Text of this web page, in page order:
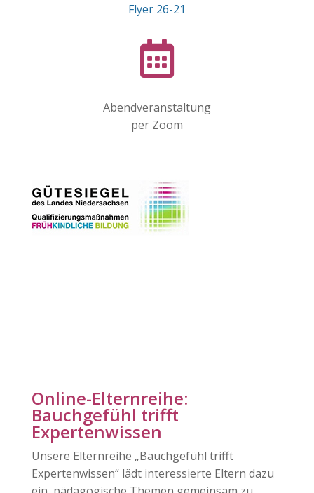
Flyer 26-21

Abendveranstaltung
per Zoom
Online-Elternreihe:
Bauchgefühl trifft
Expertenwissen
Unsere Elternreihe „Bauchgefühl trifft
Expertenwissen“ lädt interessierte Eltern dazu